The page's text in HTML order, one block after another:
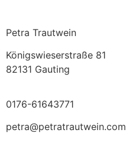
Petra Trautwein
Königswieserstraße 81
82131 Gauting
0176-61643771
petra@petratrautwein.com